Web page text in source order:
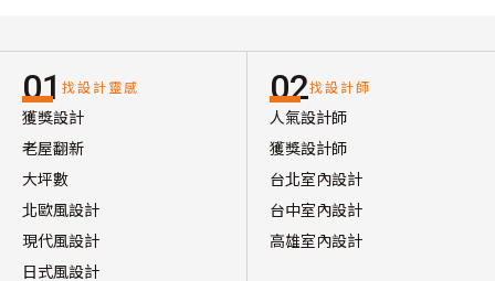
01 找設計靈感
獲獎設計
老屋翻新
大坪數
北歐風設計
現代風設計
日式風設計
02找設計師
人氣設計師
獲獎設計師
台北室內設計
台中室內設計
高雄室內設計